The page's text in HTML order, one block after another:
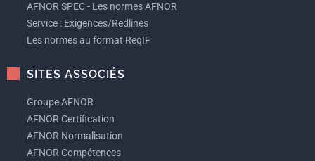
AFNOR SPEC - Les normes AFNOR
Service : Exigences/Redlines
Les normes au format ReqIF
SITES ASSOCIÉS
Groupe AFNOR
AFNOR Certification
AFNOR Normalisation
AFNOR Compétences